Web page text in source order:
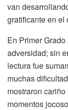
van
gratificante en el
En Primer
adversidad; sin
lectura fue
muchas
mostraron
momentos